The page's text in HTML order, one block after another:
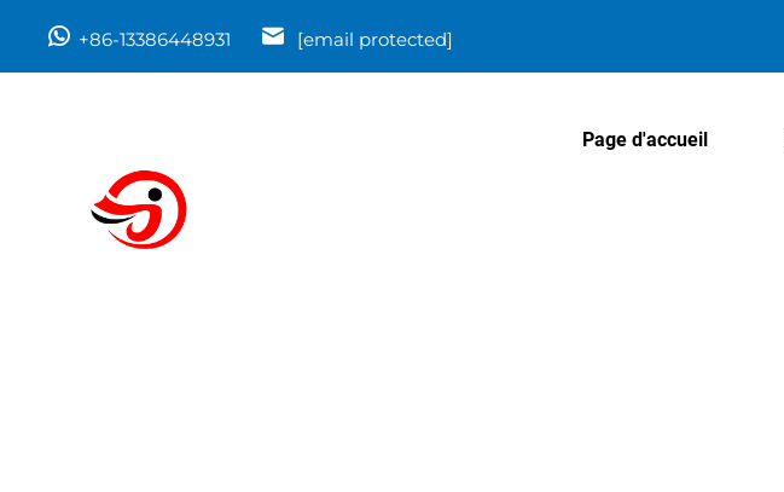
+86-13386448931 [email protected]
Page d'accueil